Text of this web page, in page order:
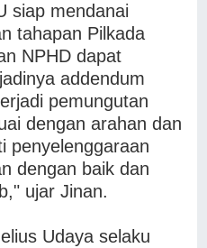
siap mendanai
tahapan Pilkada
NPHD dapat
addendum
pemungutan
dengan arahan dan
penyelenggaraan
dengan baik dan
ujar Jinan.
Udaya selaku